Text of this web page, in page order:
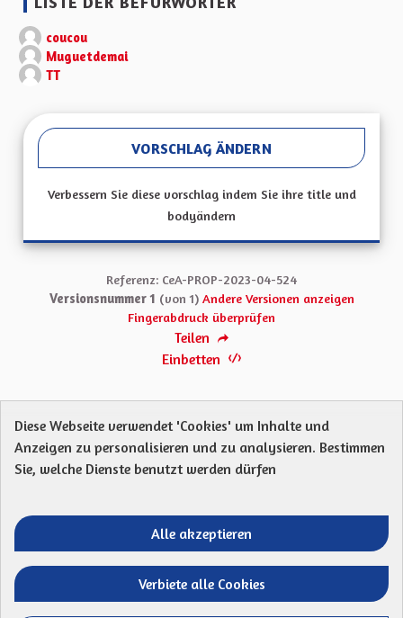
coucou
Muguetdemai
TT
VORSCHLAG ÄNDERN
Verbessern Sie diese vorschlag indem Sie ihre title und
bodyändern
Referenz: CeA-PROP-2023-04-524
Versionsnummer 1 (von 1) Andere Versionen anzeigen
Fingerabdruck überprüfen
Teilen
Einbetten
Protection des Données
Charte de contribution
Mentions légales
Was sind Gremien?
Standardtitel für initiatives
Open Data Dateien herunterladen
Entre vos mains - Collectivité
Entre vos mains - Collectivité
Entre vos mains - Collectivité
Entre vos mains -
Diese Webseite verwendet 'Cookies' um Inhalte und
Anzeigen zu personalisieren und zu analysieren. Bestimmen
Sie, welche Dienste benutzt werden dürfen
Alle akzeptieren
Verbiete alle Cookies